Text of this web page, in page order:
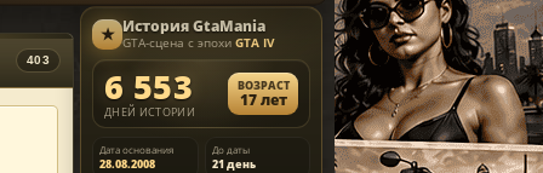
403
★ ИсторияGtaMania
GTA-сцена с эпохи GTA IV
6 553
ДНЕЙ ИСТОРИИ
ВОЗРАСТ
17 лет
Дата основания
28.08.2008
До даты
21 день